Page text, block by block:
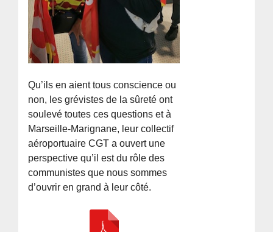
Qu’ils en aient tous conscience ou
non, les grévistes de la sûreté ont
soulevé toutes ces questions et à
Marseille-Marignane, leur collectif
aéroportuaire CGT a ouvert une
perspective qu’il est du rôle des
communistes que nous sommes
d’ouvrir en grand à leur côté.